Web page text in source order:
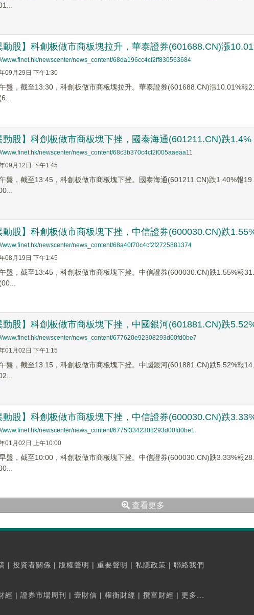
動股】科創板做市商板塊拉升，華泰證券(601688.CN)漲
www.finet.hk/newscenter/news_content/68da196cc4cf2ff830563684
09月29日 下午1:30
盤，截至13:30，科創板做市商板塊拉升。華泰證券(601688.CN)漲10.01%
動股】科創板做市商板塊下挫，國泰海通(601211.CN)跌1.4%
www.finet.hk/newscenter/news_content/68c3b370c4cf2f005aaeaa11
09月12日 下午1:45
盤，截至13:45，科創板做市商板塊下挫。國泰海通(601211.CN)跌1.40%報
動股】科創板做市商板塊下挫，中信證券(600030.CN)跌
www.finet.hk/newscenter/news_content/68a40f70c4cf2f2725881374
08月19日 下午1:45
盤，截至13:45，科創板做市商板塊下挫。中信證券(600030.CN)跌1.55%報
動股】科創板做市商板塊下挫，中國銀河(601881.CN)跌
www.finet.hk/newscenter/news_content/677620e92308293d00fd0be7
01月02日 下午1:15
盤，截至13:15，科創板做市商板塊下挫。中國銀河(601881.CN)跌5.52%報
動股】科創板做市商板塊下挫，中信證券(600030.CN)跌
www.finet.hk/newscenter/news_content/6775f3342308293d00fd0be1
01月02日 上午10:00
盤，截至10:00，科創板做市商板塊下挫。中信證券(600030.CN)跌3.33%報
查看更多
| 投資者關係 | 版權聲明 | 重要聲明 | 私隱政策 | 聯絡我們
經 | 證券市場周刊 | 壹財信 | 權衡財經 | 攬富財經 | 更多...